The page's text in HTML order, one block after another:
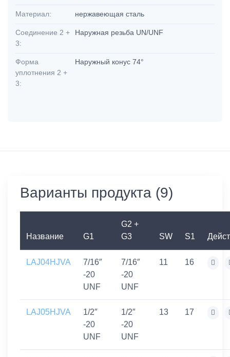
Материал: нержавеющая сталь
Соединение 2 +
3:
Наружная резьба UN/UNF
Форма
уплотнения 2 +
3:
Наружный конус 74°
Варианты продукта (9)
Название G1
G2 +
G3
SW S1
LAJ04HJVA
7/16″
-20
UNF
7/16″
-20
UNF
11 16
LAJ05HJVA
1/2″
-20
UNF
1/2″
-20
UNF
13 17